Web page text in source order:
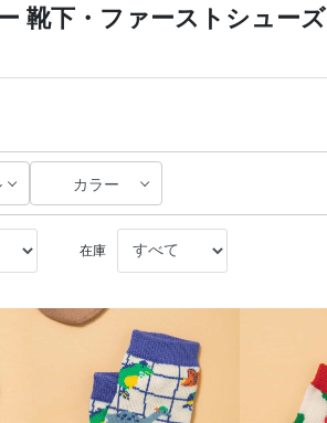
靴下・ファーストシューズ
カラー
在庫